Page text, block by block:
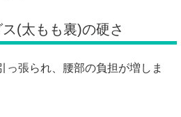
(太もも裏)の硬さ
っ張られ、腰部の負担が増しま